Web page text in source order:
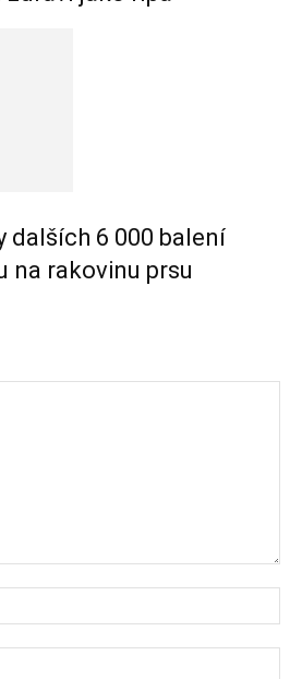
dalších 6 000 balení
na rakovinu prsu